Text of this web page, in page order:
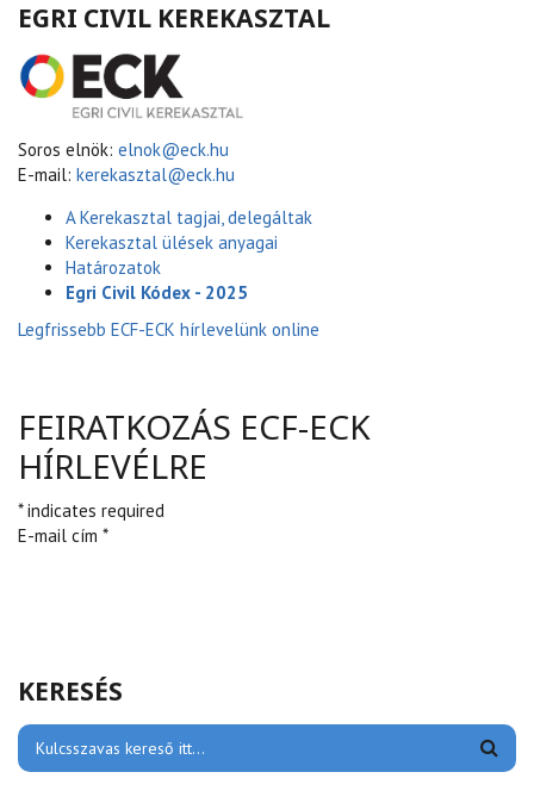
EGRI CIVIL KEREKASZTAL
Soros elnök: elnok@eck.hu
E-mail: kerekasztal@eck.hu
A Kerekasztal tagjai, delegáltak
Kerekasztal ülések anyagai
Határozatok
Egri Civil Kódex - 2025
Legfrissebb ECF-ECK hírlevelünk online
FEIRATKOZÁS ECF-ECK
HÍRLEVÉLRE
* indicates required
E-mail cím *
KERESÉS